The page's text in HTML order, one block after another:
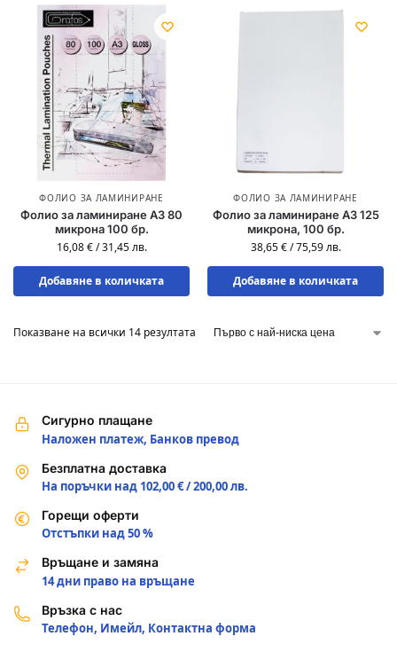
ФОЛИО ЗА ЛАМИНИРАНЕ
Фолио за ламиниране A3 80
микрона 100 бр.
16,08€ /31,45лв.
Добавяне в количката
ФОЛИО ЗА ЛАМИНИРАНЕ
Фолио за ламиниране A3 125
микрона, 100 бр.
38,65€ /75,59лв.
Добавяне в количката
Показване на всички 14 резултата
Сигурно плащане
Наложен платеж, Банков превод
Безплатна доставка
На поръчки над 102,00 € / 200,00 лв.
Горещи оферти
Отстъпки над 50 %
Връщане и замяна
14 дни право на връщане
Връзка с нас
Телефон, Имейл, Контактна форма